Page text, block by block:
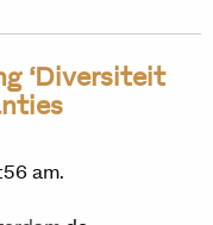
‘Diversiteit
am.